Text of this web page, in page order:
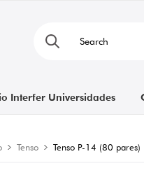
Interfer Universidades
Tenso Tenso P-14 (80 pares)